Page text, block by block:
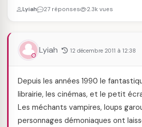
Lyiah 27 réponses 2.3k vues
Lyiah 12 décembre 2011 à 12:38
Depuis les années 1990 le
librairie, les cinémas, et le petit
Les méchants vampires, loups
personnages démoniaques ont